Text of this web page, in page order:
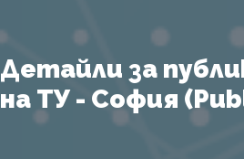
Детайли за
на ТУ - София